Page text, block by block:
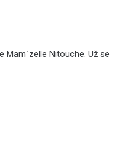
Mam´zelle Nitouche. Už se